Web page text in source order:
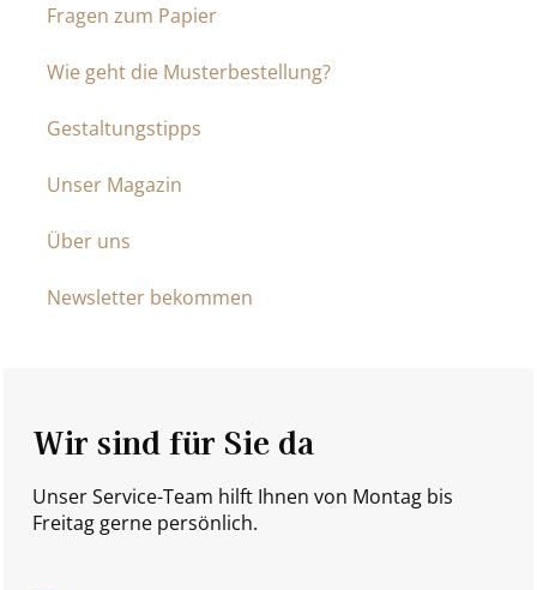
Fragen zum Papier
Wie geht die Musterbestellung?
Gestaltungstipps
Unser Magazin
Über uns
Newsletter bekommen
Wir sind für Sie da
Unser Service-Team hilft Ihnen von Montag bis
Freitag gerne persönlich.